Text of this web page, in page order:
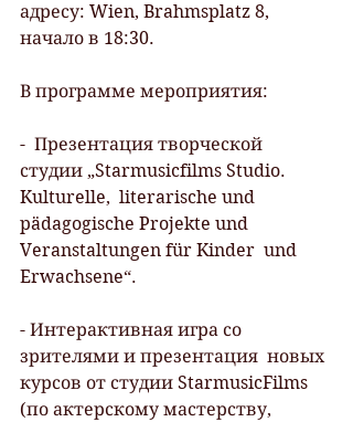
адресу: Wien, Brahmsplatz 8,
начало в 18:30.
В программе мероприятия:
-  Презентация творческой
студии „Starmusicfilms Studio.
Kulturelle,  literarische und
pädagogische Projekte und
Veranstaltungen für Kinder  und
Erwachsene“.
- Интерактивная игра со
зрителями и презентация  новых
курсов от студии StarmusicFilms
(по актерскому мастерству,